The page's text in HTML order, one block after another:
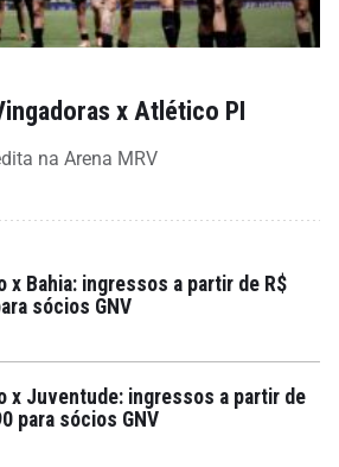
x Atlético PI
na Arena MRV
x Bahia: ingressos a partir de R$
sócios GNV
x Juventude: ingressos a partir de
para sócios GNV